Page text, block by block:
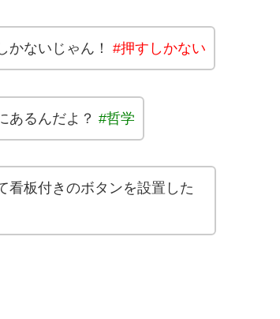
かないじゃん！ #押すしかない
あるんだよ？ #哲学
看板付きのボタンを設置した